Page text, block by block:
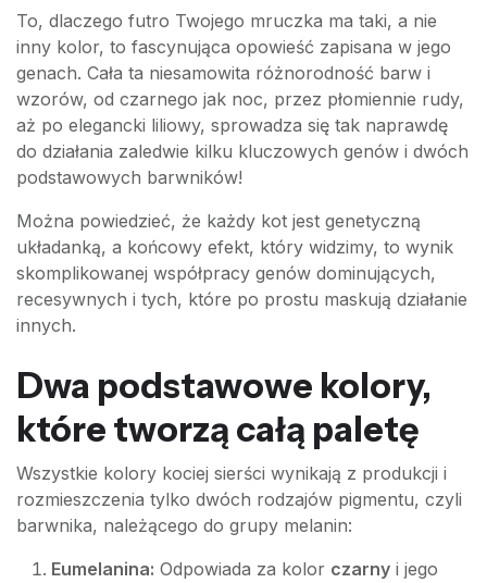
To, dlaczego futro Twojego mruczka ma taki, a nie
inny kolor, to fascynująca opowieść zapisana w jego
genach. Cała ta niesamowita różnorodność barw i
wzorów, od czarnego jak noc, przez płomiennie rudy,
aż po elegancki liliowy, sprowadza się tak naprawdę
do działania zaledwie kilku kluczowych genów i dwóch
podstawowych barwników!
Można powiedzieć, że każdy kot jest genetyczną
układanką, a końcowy efekt, który widzimy, to wynik
skomplikowanej współpracy genów dominujących,
recesywnych i tych, które po prostu maskują działanie
innych.
Dwa podstawowe kolory,
które tworzą całą paletę
Wszystkie kolory kociej sierści wynikają z produkcji i
rozmieszczenia tylko dwóch rodzajów pigmentu, czyli
barwnika, należącego do grupy melanin:
Eumelanina: Odpowiada za kolor czarny i jego